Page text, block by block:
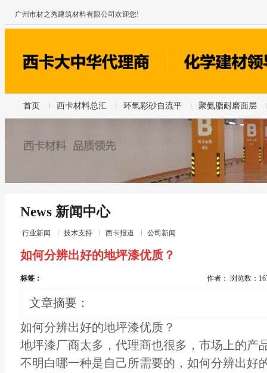
广州市材之秀建筑材料有限公司欢迎您!
首页 西卡材料总汇 环氧彩砂自流平 聚氨脂耐磨面层
News 新闻中心
行业新闻 技术支持 西卡报道 公司新闻
如何分辨出好的地坪漆优质？
标签： 作者： 浏览数：
文章摘要：
如何分辨出好的地坪漆优质？
地坪漆厂商太多，代理商也很多，市场上的产
不明白哪一种是自己所需要的，如何分辨出好